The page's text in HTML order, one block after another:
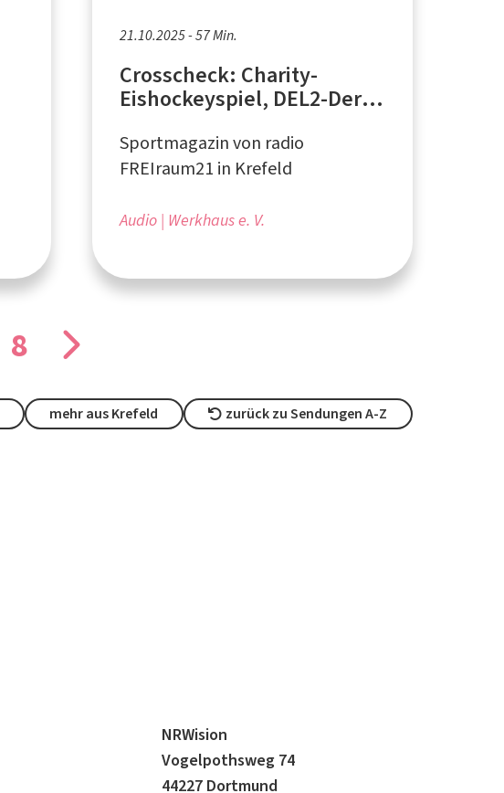
21.10.2025 - 57 Min.
Crosscheck: Charity-
Eishockeyspiel, DEL2-Derby
Düsseldorfer EG
Sportmagazin von radio
FREIraum21 in Krefeld
Audio Werkhaus e. V.
8
mehr aus Krefeld zurück zu Sendungen A-Z
NRWision
Vogelpothsweg 74
44227 Dortmund